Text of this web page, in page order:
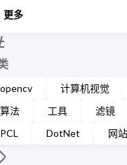
更多
opencv 计算机视觉
算法
工具 滤镜
PCL
DotNet 网站